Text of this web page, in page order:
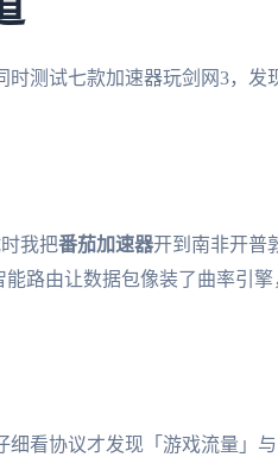
测试七款加速器玩剑网3，发
我把番茄加速器开到南非开普
路由让数据包像装了曲率引
看协议才发现「游戏流量」